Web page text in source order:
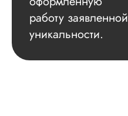
работу заявленной
уникальности.